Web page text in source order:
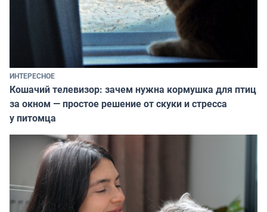
ИНТЕРЕСНОЕ
Кошачий телевизор: зачем нужна кормушка для птиц
за окном — простое решение от скуки и стресса
у питомца